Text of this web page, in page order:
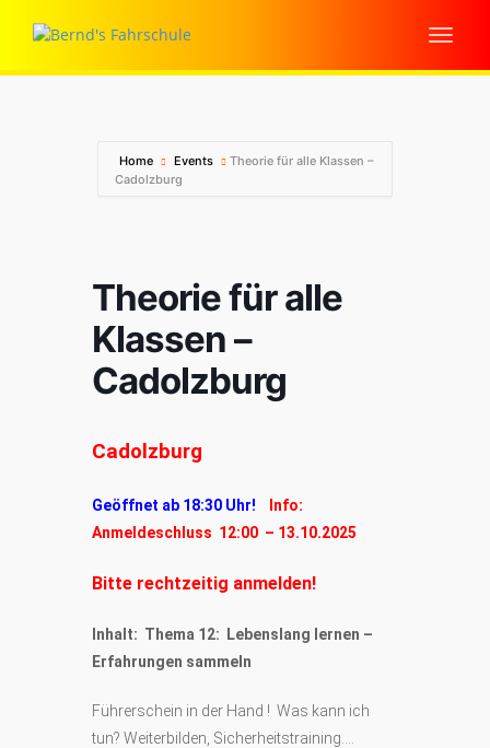
Home Events
Theorie für alle Klassen –
Cadolzburg
Theorie für alle
Klassen –
Cadolzburg
Cadolzburg
Geöffnet ab 18:30 Uhr!
Info:
Anmeldeschluss 12:00 – 13.10.2025
Bitte rechtzeitig anmelden!
Inhalt: Thema 12: Lebenslang lernen –
Erfahrungen sammeln
Führerschein in der Hand ! Was kann ich
tun? Weiterbilden, Sicherheitstraining….